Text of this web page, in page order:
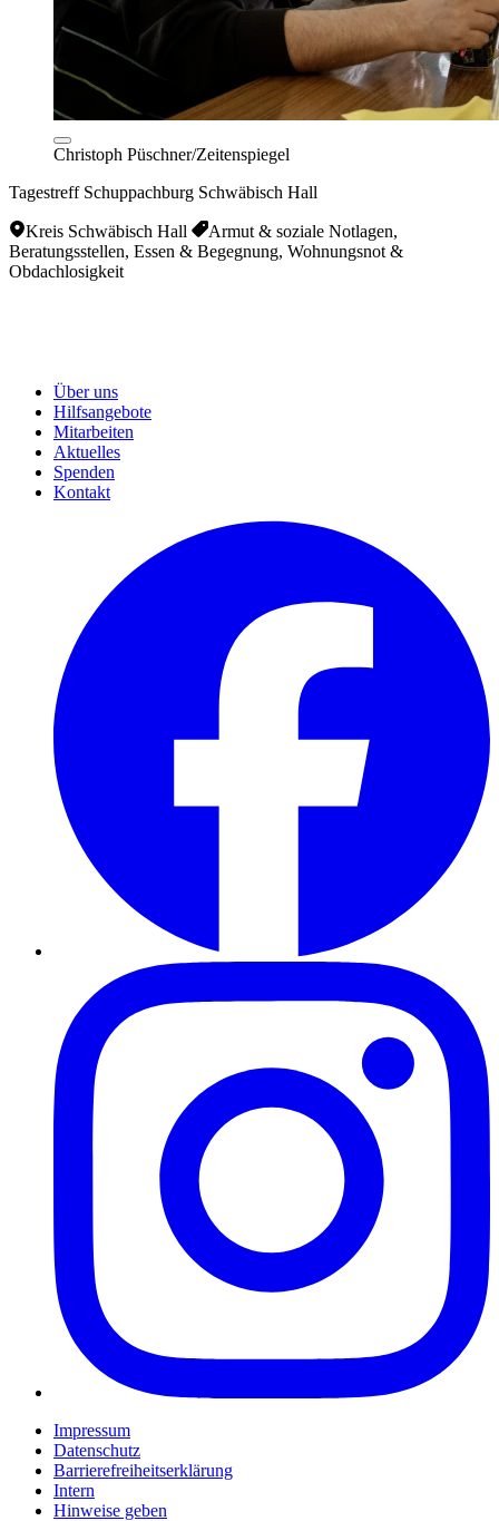
Christoph Püschner/Zeitenspiegel
Tagestreff Schuppachburg Schwäbisch Hall
Kreis Schwäbisch Hall
Armut & soziale Notlagen,
Beratungsstellen, Essen & Begegnung, Wohnungsnot &
Obdachlosigkeit
Über uns
Hilfsangebote
Mitarbeiten
Aktuelles
Spenden
Kontakt
Impressum
Datenschutz
Barrierefreiheitserklärung
Intern
Hinweise geben